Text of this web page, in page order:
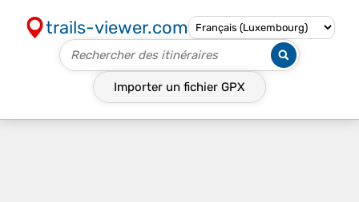
trails-viewer.com
Importer un fichier GPX